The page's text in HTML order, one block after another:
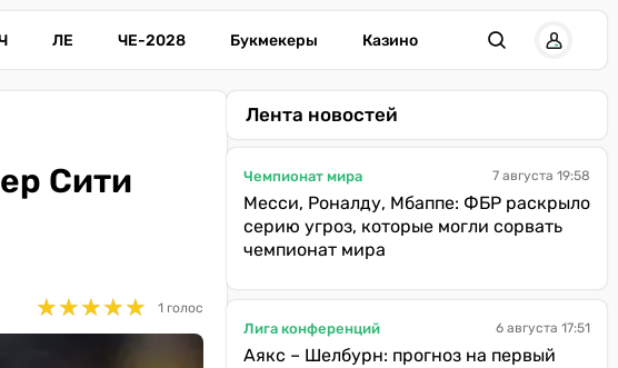
ЛЕ ЧЕ-2028 Букмекеры Казино
Сити
★★★★★
★★★★★ 1 голос
Лента новостей
Чемпионат мира 7 августа 19:58
Месси, Роналду, Мбаппе: ФБР раскрыло
серию угроз, которые могли сорвать
чемпионат мира
Лига конференций 6 августа 17:51
Аякс – Шелбурн: прогноз на первый